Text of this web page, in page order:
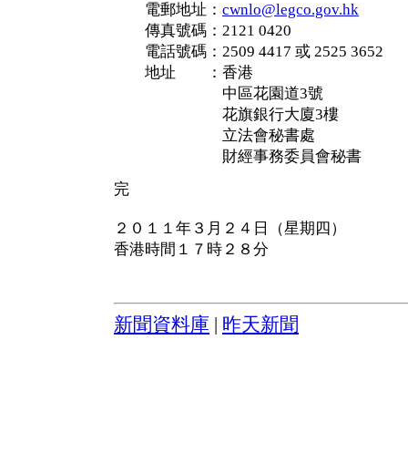
電郵地址： cwnlo@legco.gov.hk
傳真號碼：2121 0420
電話號碼：2509 4417 或 2525 3652
地址 ：香港
中區花園道3號
花旗銀行大廈3樓
立法會秘書處
財經事務委員會秘書
完
２０１１年３月２４日（星期四）
香港時間１７時２８分
新聞資料庫 昨天新聞